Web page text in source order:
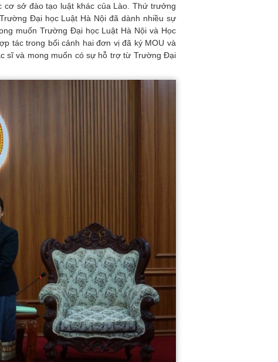
sở đào tạo luật khác của Lào. Thứ trưởng
Đại học Luật Hà Nội đã dành nhiều sự
muốn Trường Đại học Luật Hà Nội và Học
tác trong bối cảnh hai đơn vị đã ký MOU và
sĩ và mong muốn có sự hỗ trợ từ Trường Đại